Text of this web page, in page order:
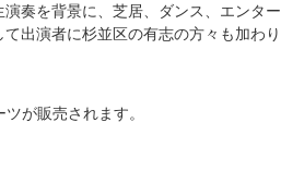
奏を背景に、芝居、ダンス、エンター
出演者に杉並区の有志の方々も加わり
が販売されます。